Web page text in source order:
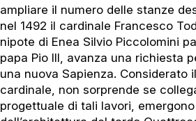
ampliare il numero delle stanze
nel 1492 il cardinale Francesco
nipote di Enea Silvio Piccolomini
papa Pio III, avanza una richiesta
una nuova Sapienza. Considerato
cardinale, non sorprende se
progettuale di tali lavori,